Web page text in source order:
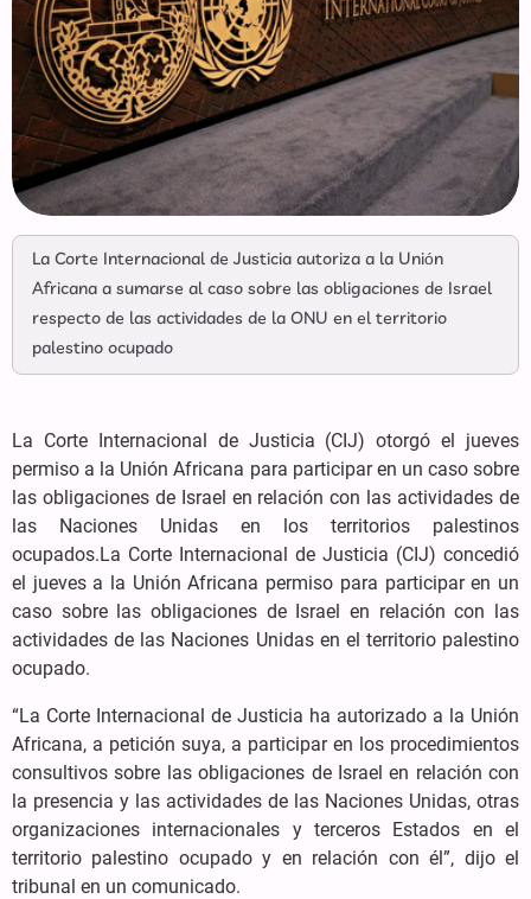
La Corte Internacional de Justicia autoriza a la Unión
Africana a sumarse al caso sobre las obligaciones de Israel
respecto de las actividades de la ONU en el territorio
palestino ocupado
La Corte Internacional de Justicia (CIJ) otorgó el jueves
permiso a la Unión Africana para participar en un caso sobre
las obligaciones de Israel en relación con las actividades de
las Naciones Unidas en los territorios palestinos
ocupados.La Corte Internacional de Justicia (CIJ) concedió
el jueves a la Unión Africana permiso para participar en un
caso sobre las obligaciones de Israel en relación con las
actividades de las Naciones Unidas en el territorio palestino
ocupado.
“La Corte Internacional de Justicia ha autorizado a la Unión
Africana, a petición suya, a participar en los procedimientos
consultivos sobre las obligaciones de Israel en relación con
la presencia y las actividades de las Naciones Unidas, otras
organizaciones internacionales y terceros Estados en el
territorio palestino ocupado y en relación con él”, dijo el
tribunal en un comunicado.